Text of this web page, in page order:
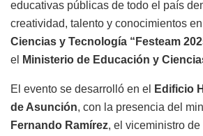
educativas públicas de todo el país
creatividad, talento y conocimientos en
Ciencias y Tecnología “Festeam
el
Ministerio de Educación y
El evento se desarrolló en el
Edificio
de Asunción, con la presencia del
Fernando Ramírez, el viceministro